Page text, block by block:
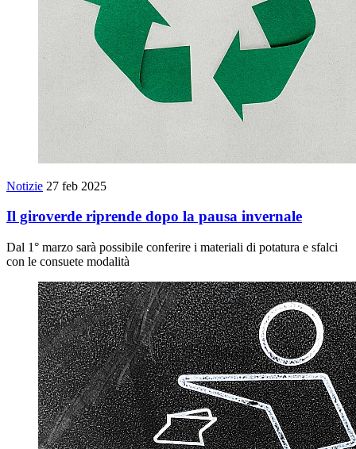
Notizie 27 feb 2025
Il giroverde riprende dopo la pausa invernale
Dal 1° marzo sarà possibile conferire i materiali di potatura e sfalci
con le consuete modalità